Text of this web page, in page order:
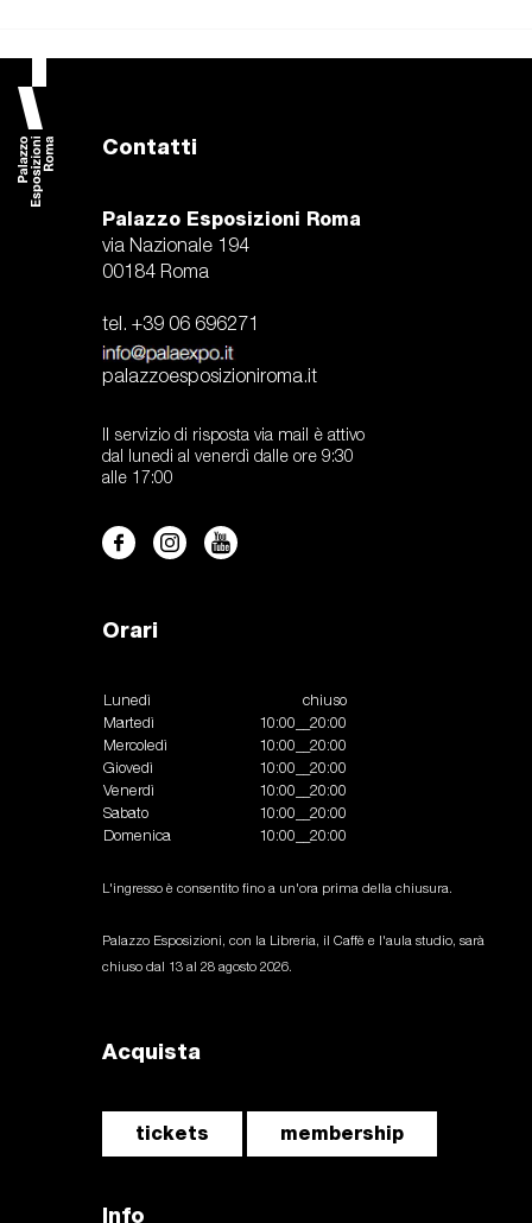
Contatti
Palazzo Esposizioni Roma
via Nazionale 194
00184 Roma
tel. +39 06 696271
palazzoesposizioniroma.it
Il servizio di risposta via mail è attivo
dal lunedi al venerdì dalle ore 9:30
alle 17:00
Orari
Lunedì
chiuso
Martedì
10:00__20:00
Mercoledì
10:00__20:00
Giovedì
10:00__20:00
Venerdì
10:00__20:00
Sabato
10:00__20:00
Domenica
10:00__20:00
L'ingresso è consentito fino a un'ora prima della chiusura.
Palazzo Esposizioni, con la Libreria, il Caffè e l'aula studio, sarà
chiuso dal 13 al 28 agosto 2026.
Acquista
tickets membership
Info